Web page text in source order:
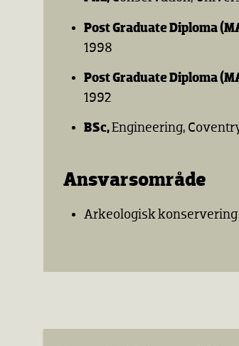
Post Graduate Diploma
1998
Post Graduate Diploma
1992
BSc,Engineering,
Ansvarsområde
Arkeologisk konservering​